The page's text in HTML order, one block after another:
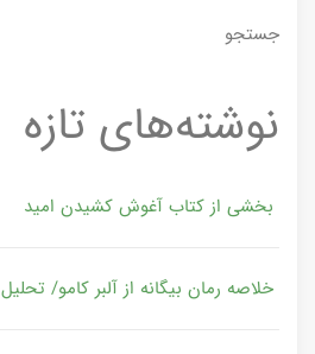
جستجو
نوشته‌های تازه
بخشی از کتاب آغوش کشیدن امید
خلاصه رمان بیگانه از آلبر کامو/ تحلیل